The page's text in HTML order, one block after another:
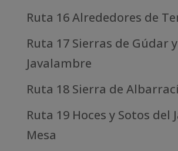
Ruta 16 Alrededores de
Ruta 17 Sierras de Gúdar y
Javalambre
Ruta 18 Sierra de
Ruta 19 Hoces y Sotos del
Mesa